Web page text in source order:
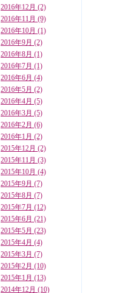
2016年12月 (2)
2016年11月 (9)
2016年10月 (1)
2016年9月 (2)
2016年8月 (1)
2016年7月 (1)
2016年6月 (4)
2016年5月 (2)
2016年4月 (5)
2016年3月 (5)
2016年2月 (6)
2016年1月 (2)
2015年12月 (2)
2015年11月 (3)
2015年10月 (4)
2015年9月 (7)
2015年8月 (7)
2015年7月 (12)
2015年6月 (21)
2015年5月 (23)
2015年4月 (4)
2015年3月 (7)
2015年2月 (10)
2015年1月 (13)
2014年12月 (10)